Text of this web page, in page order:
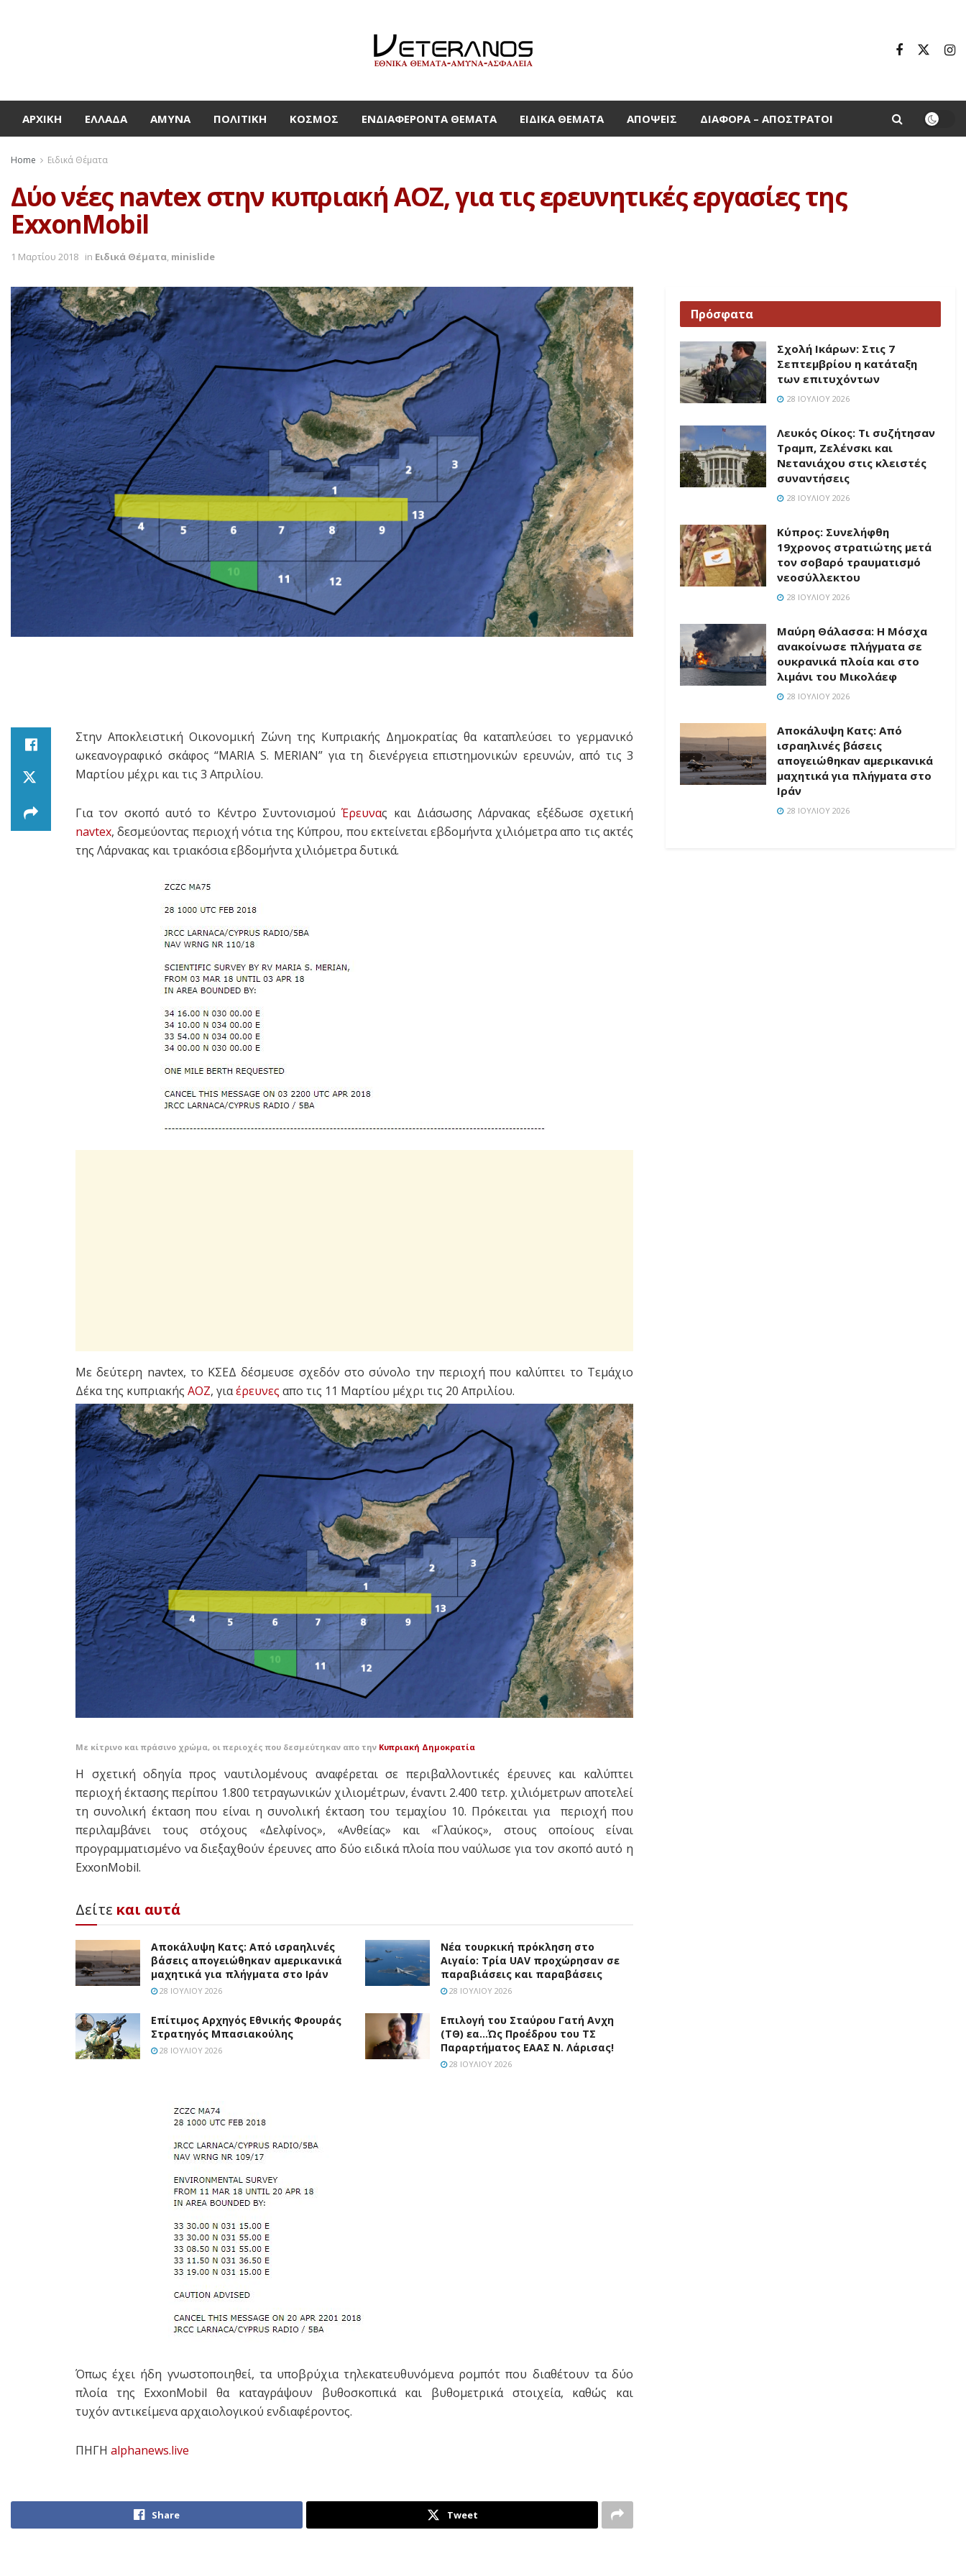
ΑΡΧΙΚΉ ΕΛΛΆΔΑ ΆΜΥΝΑ ΠΟΛΙΤΙΚΉ ΚΌΣΜΟΣ ΕΝΔΙΑΦΈΡΟΝΤΑ ΘΈΜΑΤΑ ΕΙΔΙΚΆ ΘΈΜΑΤΑ ΑΠΌΨΕΙΣ ΔΙΆΦΟΡΑ – ΑΠΌΣΤΡΑΤΟΙ
Home Ειδικά Θέματα
Δύο νέες navtex στην κυπριακή ΑΟΖ, για τις ερευνητικές εργασίες της
ExxonMοbil
1 Μαρτίου 2018 in Ειδικά Θέματα, minislide
Στην Αποκλειστική Οικονομική Ζώνη της Κυπριακής Δημοκρατίας θα καταπλεύσει το γερμανικό
ωκεανογραφικό σκάφος “MARIA S. MERIAN” για τη διενέργεια επιστημονικών ερευνών, από τις 3
Μαρτίου μέχρι και τις 3 Απριλίου.
Για τον σκοπό αυτό το Κέντρο ΣυντονισμούΈρευνας και Διάσωσης Λάρνακας εξέδωσε σχετική
navtex, δεσμεύοντας περιοχή νότια της Κύπρου, που εκτείνεται εβδομήντα χιλιόμετρα απο τις ακτές
της Λάρνακας και τριακόσια εβδομήντα χιλιόμετρα δυτικά.
Με δεύτερη navtex, το ΚΣΕΔ δέσμευσε σχεδόν στο σύνολο την περιοχή που καλύπτει το Τεμάχιο
Δέκα της κυπριακής ΑΟΖ, γιαέρευνες απο τις 11 Μαρτίου μέχρι τις 20 Απριλίου.
Mε κίτρινο και πράσινο χρώμα, οι περιοχές που δεσμεύτηκαν απο την Κυπριακή Δημοκρατία
Η σχετική οδηγία προς ναυτιλομένους αναφέρεται σε περιβαλλοντικές έρευνες και καλύπτει
περιοχή έκτασης περίπου 1.800 τετραγωνικών χιλιομέτρων, έναντι 2.400 τετρ. χιλιόμετρων αποτελεί
τη συνολική έκταση που είναι η συνολική έκταση του τεμαχίου 10. Πρόκειται για περιοχή που
περιλαμβάνει τους στόχους «Δελφίνος», «Ανθείας» και «Γλαύκος», στους οποίους είναι
προγραμματισμένο να διεξαχθούν έρευνες απο δύο ειδικά πλοία που ναύλωσε για τον σκοπό αυτό η
ExxonMobil.
Δείτε και αυτά
Αποκάλυψη Κατς: Από ισραηλινές
βάσεις απογειώθηκαν αμερικανικά
μαχητικά για πλήγματα στο Ιράν
28 ΙΟΥΛΊΟΥ 2026
Νέα τουρκική πρόκληση στο
Αιγαίο: Τρία UAV προχώρησαν σε
παραβιάσεις και παραβάσεις
28 ΙΟΥΛΊΟΥ 2026
Επίτιμος Αρχηγός Εθνικής Φρουράς
Στρατηγός Μπασιακούλης
28 ΙΟΥΛΊΟΥ 2026
Επιλογή του Σταύρου Γατή Ανχη
(ΤΘ) εα…Ώς Προέδρου του ΤΣ
Παραρτήματος ΕΑΑΣ Ν. Λάρισας!
28 ΙΟΥΛΊΟΥ 2026
Όπως έχει ήδη γνωστοποιηθεί, τα υποβρύχια τηλεκατευθυνόμενα ρομπότ που διαθέτουν τα δύο
πλοία της ExxonMobil θα καταγράψουν βυθοσκοπικά και βυθομετρικά στοιχεία, καθώς και
τυχόν αντικείμενα αρχαιολογικού ενδιαφέροντος.
ΠΗΓΗ alphanews.live
Share Tweet
Πρόσφατα
Σχολή Ικάρων: Στις 7
Σεπτεμβρίου η κατάταξη
των επιτυχόντων
28 ΙΟΥΛΊΟΥ 2026
Λευκός Οίκος: Τι συζήτησαν
Τραμπ, Ζελένσκι και
Νετανιάχου στις κλειστές
συναντήσεις
28 ΙΟΥΛΊΟΥ 2026
Κύπρος: Συνελήφθη
19χρονος στρατιώτης μετά
τον σοβαρό τραυματισμό
νεοσύλλεκτου
28 ΙΟΥΛΊΟΥ 2026
Μαύρη Θάλασσα: Η Μόσχα
ανακοίνωσε πλήγματα σε
ουκρανικά πλοία και στο
λιμάνι του Μικολάεφ
28 ΙΟΥΛΊΟΥ 2026
Αποκάλυψη Κατς: Από
ισραηλινές βάσεις
απογειώθηκαν αμερικανικά
μαχητικά για πλήγματα στο
Ιράν
28 ΙΟΥΛΊΟΥ 2026